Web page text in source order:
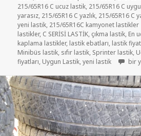
215/65R16 C ucuz lastik, 215/65R16 C
yarasız, 215/65R16 C yazlık, 215/65R16 C
yeni lastik, 215/65R16C kamyonet lastikler
lastikler, C SERİSİ LASTİK, çıkma lastik, En
kaplama lastikler, lastik ebatları, lastik
Minibüs lastik, sıfır lastik, Sprinter lastik,
fiyatları, Uygun Lastik,yeni lastik bir